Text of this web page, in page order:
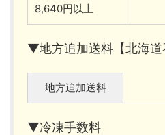
8,640円以上
▼地方追加送料【北海道
地方追加送料
▼冷凍手数料